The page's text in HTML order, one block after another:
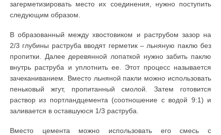
загерметизировать место их соединения, нужно поступить
следующим образом.
В образованный между хвостовиком и раструбом зазор на
2/3 глубины раструба вводят герметик – льняную паклю без
пропитки. Далее деревянной лопаткой нужно забить паклю
внутрь раструба и уплотнить ее. Этот процесс называется
зачеканиванием. Вместо льняной пакли можно использовать
пеньковый жгут, пропитанный смолой. Затем готовится
раствор из портландцемента (соотношение с водой 9:1) и
заливается в оставшуюся 1/3 раструба.
Вместо цемента можно использовать его смесь с